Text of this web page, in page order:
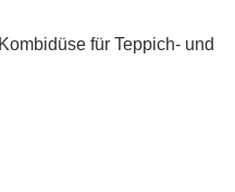
für Teppich- und